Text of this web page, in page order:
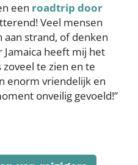
een roadtrip door
Veel mensen
aan strand, of denken
Jamaica heeft mij het
te zien en te
enorm vriendelijk en
onveilig gevoeld!”